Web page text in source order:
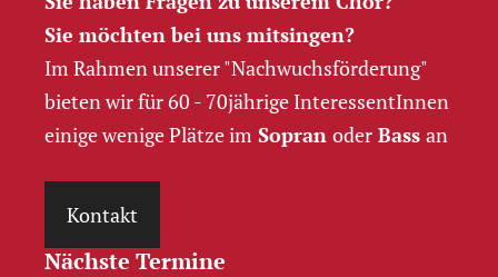
Sie möchten bei uns mitsingen?
Im Rahmen unserer "Nachwuchs­förderung"
bieten wir für 60 - 70jährige InteressentInnen
einige wenige Plätze im Sopran oder Bass an
Kontakt
Nächste Termine